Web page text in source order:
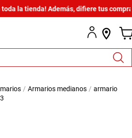
la tienda! Además, difiere tus compras
armarios medianos
armario